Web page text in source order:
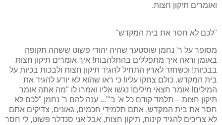
ואומרים תיקון חצות.
"לכם לא חסר את בית המקדש"
מסופר על ר' נחמן שוסטער שהיה יהודי פשוט ששהה תקופה
באומן וראה איך מתפללים בהתלהבות! איך אומרים תיקון חצות
בבכיות! וכשחזר לארץ התחיל להגיד תיקון חצות ולבכות בכיות על
בית המקדש. כולם צחקו עליו! כי ראו שהוא לא יודע להגיד את
המילים! אומר חצאי מילים! נגשו אליו ואמרו לו "מה אתה אומר
תיקון חצות – תלמד קודם כל א' ב'"... ענה להם ר' נחמן "לכם לא
חסר את בית המקדש, אתם תלמידי חכמים, גאונים, צדיקים אתם
לא צריכים להגיד קינות, תיקון חצות, אבל אני סנדלר פשוט, לי חסר